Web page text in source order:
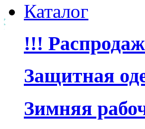
Каталог
!!!
Защитная
Зимняя